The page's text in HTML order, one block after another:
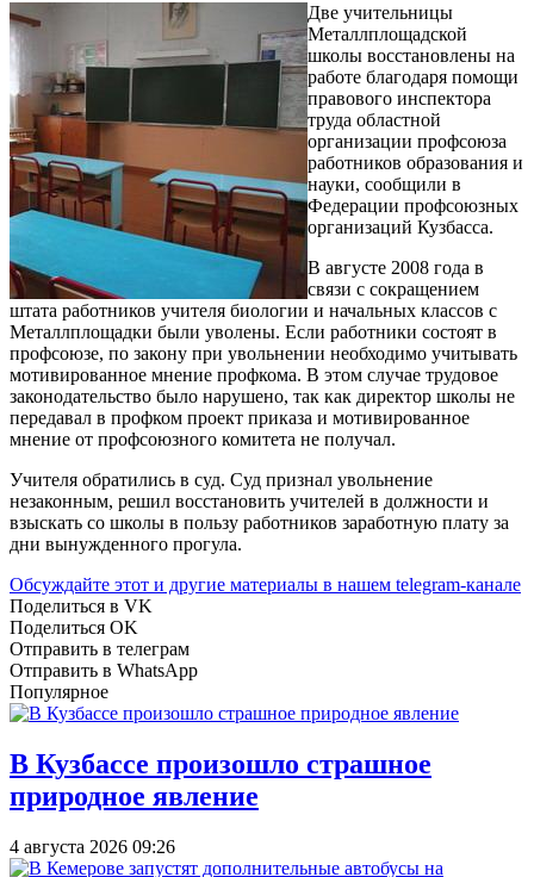
Две учительницы
Металлплощадской
школы восстановлены на
работе благодаря помощи
правового инспектора
труда областной
организации профсоюза
работников образования и
науки, сообщили в
Федерации профсоюзных
организаций Кузбасса.
В августе 2008 года в
связи с сокращением
штата работников учителя биологии и начальных классов с
Металлплощадки были уволены. Если работники состоят в
профсоюзе, по закону при увольнении необходимо учитывать
мотивированное мнение профкома. В этом случае трудовое
законодательство было нарушено, так как директор школы не
передавал в профком проект приказа и мотивированное
мнение от профсоюзного комитета не получал.
Учителя обратились в суд. Суд признал увольнение
незаконным, решил восстановить учителей в должности и
взыскать со школы в пользу работников заработную плату за
дни вынужденного прогула.
Обсуждайте этот и другие материалы в нашем telegram-канале
Поделиться в VK
Поделиться OK
Отправить в телеграм
Отправить в WhatsApp
Популярное
В Кузбассе произошло страшное
природное явление
4 августа 2026 09:26